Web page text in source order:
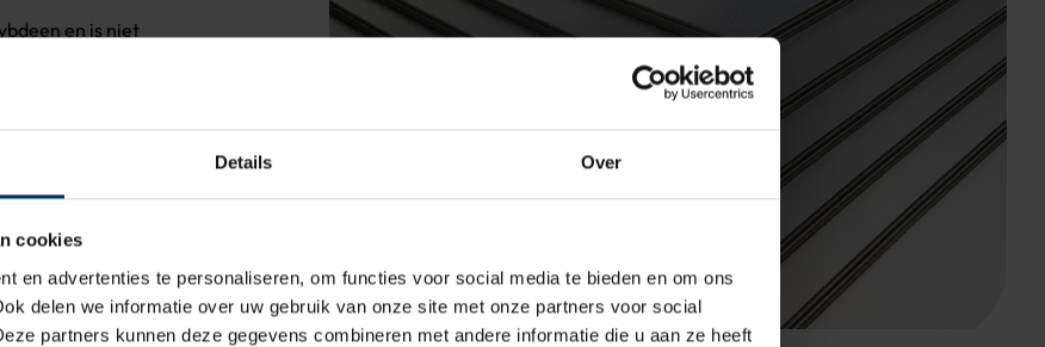
Details Over
cookies
en advertenties te personaliseren, om functies voor social media te bieden en om ons
delen we informatie over uw gebruik van onze site met onze partners voor social
partners kunnen deze gegevens combineren met andere informatie die u aan ze heeft
en is niet
Wordt het
RVS 304
gebruik
is. Minder
en